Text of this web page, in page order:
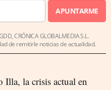
APUNTARME
CRÓNICA GLOBALMEDIA S.L.
de remitirle noticias de actualidad.
la crisis actual en